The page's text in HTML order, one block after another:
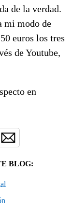
de la verdad.
mi modo de
euros los tres
de Youtube,
en
BLOG: